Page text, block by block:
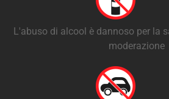
L'abuso di alcool è dannoso per la
moderazione